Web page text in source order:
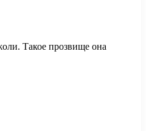
Такое прозвище она